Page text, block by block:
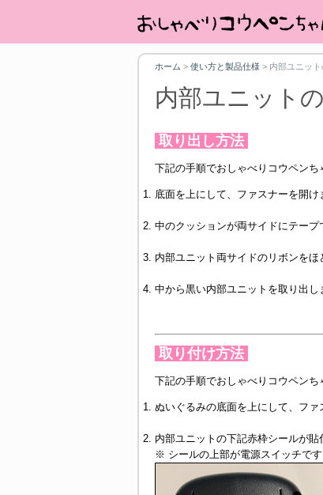
ホーム > 使い方と製品仕様 > 内部ユニッ
内部ユニット
取り出し方法
下記の手順でおしゃべりコウペンち
底面を上にして、ファスナーを開け
中のクッションが両サイドにテープ
内部ユニット両サイドのリボンをほ
中から黒い内部ユニットを取り出し
取り付け方法
下記の手順でおしゃべりコウペンち
ぬいぐるみの底面を上にして、ファ
内部ユニットの下記赤枠シールが
※ シールの上部が電源スイッチです